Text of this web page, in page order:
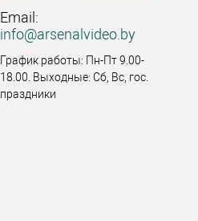
Email:
info@arsenalvideo.by
График работы: Пн-Пт 9.00-
18.00. Выходные: Сб, Вс, гос.
праздники